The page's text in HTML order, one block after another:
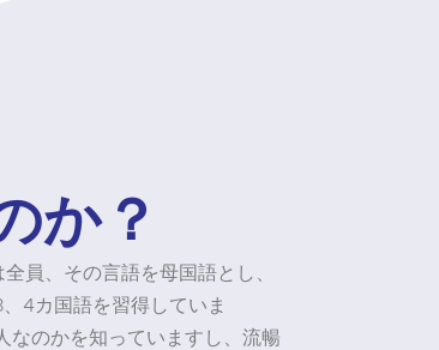
か？
員、その言語を母国語とし、
4カ国語を習得していま
なのかを知っていますし、流暢